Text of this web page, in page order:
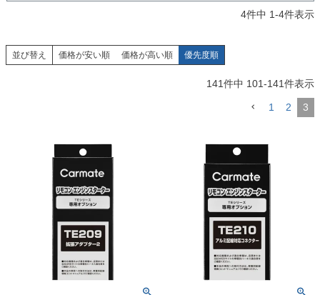
4件中 1-4件表示
並び替え 価格が安い順 価格が高い順 優先度順
141件中 101-141件表示
1 2 3